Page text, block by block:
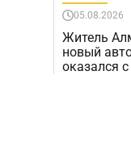
05.08.2026
Житель
новый
оказался